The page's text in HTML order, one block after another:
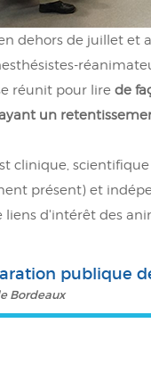
dehors de juillet et
réunit pour lire de
un
clinique,
présent) et
liens d'intérêt des
publique
Bordeaux